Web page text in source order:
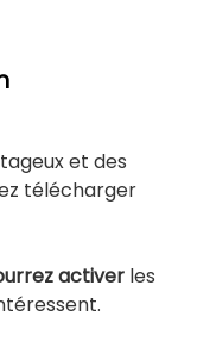
et des
télécharger
activer les